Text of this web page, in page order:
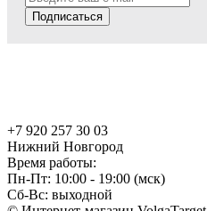
Подписаться
+7 920 257 30 03
Нижний Новгород
Время работы:
Пн-Пт: 10:00 - 19:00 (мск)
Сб-Вс: выходной